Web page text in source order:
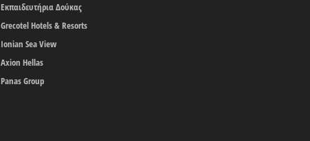
Εκπαιδευτήρια Δούκας
Grecotel Hotels & Resorts
Ionian Sea View
Axion Hellas
Panas Group